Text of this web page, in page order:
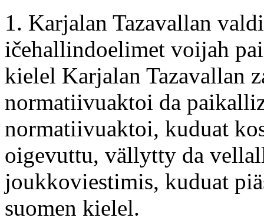
1. Karjalan Tazavallan
ičehallindoelimet voijah
kielel Karjalan Tazavallan
normatiivuaktoi da
normatiivuaktoi, kuduat
oigevuttu, vällytty da
joukkoviestimis, kuduat
suomen kielel.